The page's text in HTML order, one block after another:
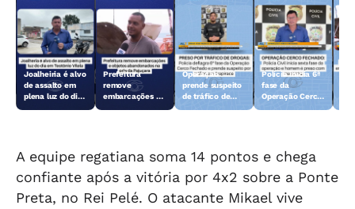
Joalheiria é alvo
de assalto em
plena luz do dia
Prefeitura
remove
embarcações e
Operação
prende suspeito
de tráfico de
Polícia inicia 6ª
fase da
Operação Cerco
A equipe regatiana soma 14 pontos e chega
confiante após a vitória por 4x2 sobre a Ponte
Preta, no Rei Pelé. O atacante Mikael vive